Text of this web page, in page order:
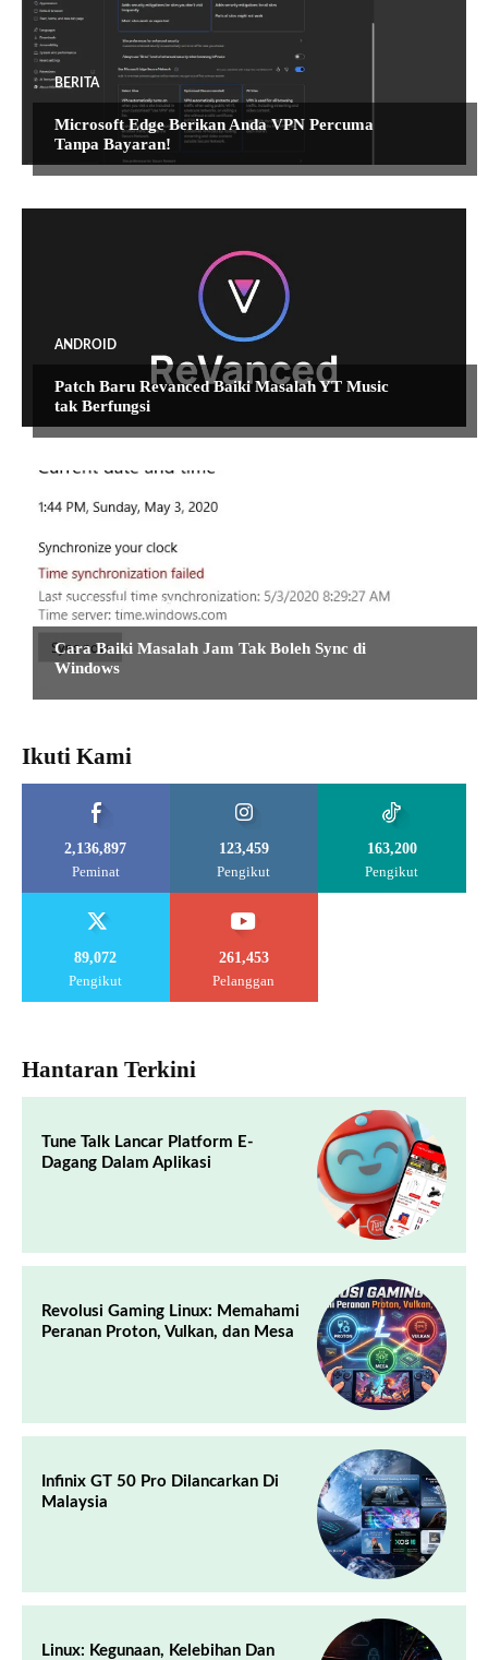
BERITA
Microsoft Edge Berikan Anda VPN Percuma
Tanpa Bayaran!
ANDROID
Patch Baru Revanced Baiki Masalah YT Music
tak Berfungsi
TIPS DAN TUTORIAL
Cara Baiki Masalah Jam Tak Boleh Sync di
Windows
Ikuti Kami
2,136,897
Peminat
123,459
Pengikut
163,200
Pengikut
89,072
Pengikut
261,453
Pelanggan
Hantaran Terkini
Tune Talk Lancar Platform E-
Dagang Dalam Aplikasi
Revolusi Gaming Linux: Memahami
Peranan Proton, Vulkan, dan Mesa
Infinix GT 50 Pro Dilancarkan Di
Malaysia
Linux: Kegunaan, Kelebihan Dan